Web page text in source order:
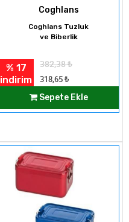
Coghlans
Coghlans Tuzluk
ve Biberlik
% 17
indirim
382,38₺
318,65 ₺
Sepete Ekle